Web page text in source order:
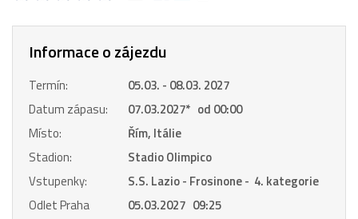
Informace o zájezdu
Termín:
05.03. - 08.03. 2027
Datum zápasu:
07.03.2027* od 00:00
Místo:
Řím, Itálie
Stadion:
Stadio Olimpico
Vstupenky:
S.S. Lazio - Frosinone - 4. kategorie
Odlet Praha
05.03.2027 09:25